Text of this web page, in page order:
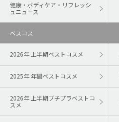
健康・ボディケア・リフレッシ
ュニュース
ベスコス
2026年 上半期ベストコスメ
2025年 年間ベストコスメ
2026年 上半期プチプラベストコ
スメ